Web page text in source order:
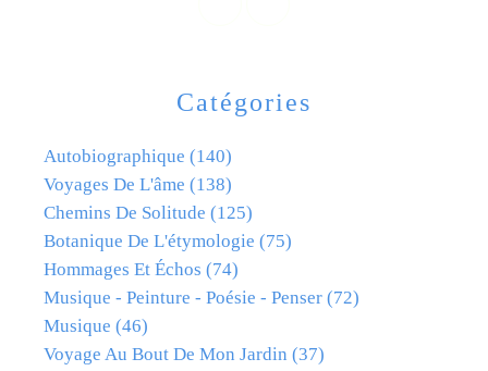
Catégories
Autobiographique (140)
Voyages De L'âme (138)
Chemins De Solitude (125)
Botanique De L'étymologie (75)
Hommages Et Échos (74)
Musique - Peinture - Poésie - Penser (72)
Musique (46)
Voyage Au Bout De Mon Jardin (37)